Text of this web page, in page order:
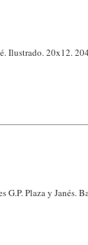
Ilustrado. 20x12.
G.P. Plaza y Janés.